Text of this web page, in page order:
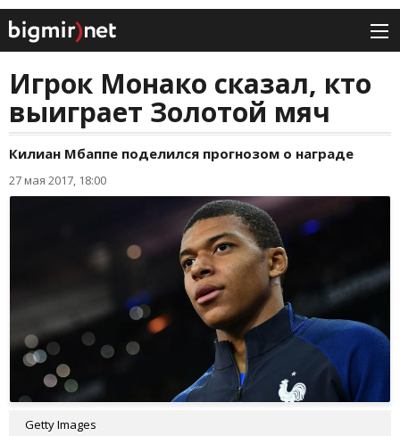
Игрок Монако сказал, кто
выиграет Золотой мяч
Килиан Мбаппе поделился прогнозом о награде
27 мая 2017, 18:00
Getty Images